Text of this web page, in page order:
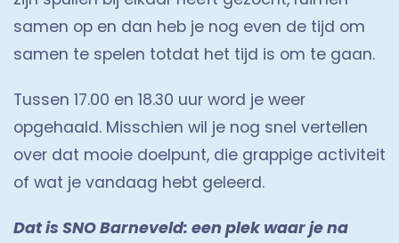
samen op en dan heb je nog even de tijd om
samen te spelen totdat het tijd is om te gaan.
Tussen 17.00 en 18.30 uur word je weer
opgehaald. Misschien wil je nog snel vertellen
over dat mooie doelpunt, die grappige activiteit
of wat je vandaag hebt geleerd.
Dat is SNO Barneveld: een plek waar je na